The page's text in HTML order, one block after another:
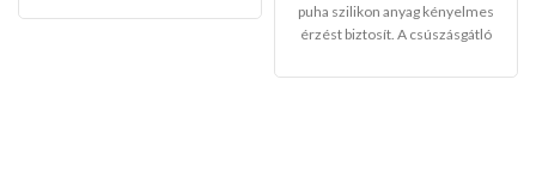
puha szilikon anyag kényelmes
érzést biztosít. A csúszásgátló
a csúszós tárgyakat. Könnyen